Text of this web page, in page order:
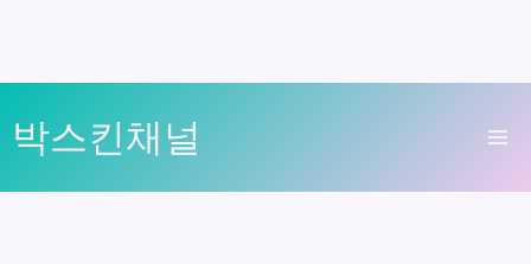
텐
로
박스킨채널